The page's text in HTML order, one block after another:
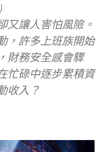
又讓人害怕風險。
，許多上班族開始
財務安全感會驟
忙碌中逐步累積資
收入？